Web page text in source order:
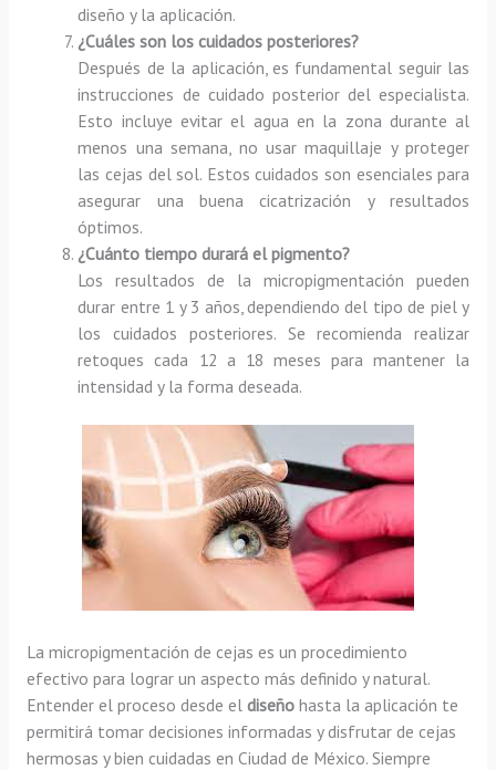
diseño y la aplicación.
¿Cuáles son los cuidados posteriores?
Después de la aplicación, es fundamental seguir las
instrucciones de cuidado posterior del especialista.
Esto incluye evitar el agua en la zona durante al
menos una semana, no usar maquillaje y proteger
las cejas del sol. Estos cuidados son esenciales para
asegurar una buena cicatrización y resultados
óptimos.
¿Cuánto tiempo durará el pigmento?
Los resultados de la micropigmentación pueden
durar entre 1 y 3 años, dependiendo del tipo de piel y
los cuidados posteriores. Se recomienda realizar
retoques cada 12 a 18 meses para mantener la
intensidad y la forma deseada.
La micropigmentación de cejas es un procedimiento
efectivo para lograr un aspecto más definido y natural.
Entender el proceso desde el diseño hasta la aplicación te
permitirá tomar decisiones informadas y disfrutar de cejas
hermosas y bien cuidadas en Ciudad de México. Siempre